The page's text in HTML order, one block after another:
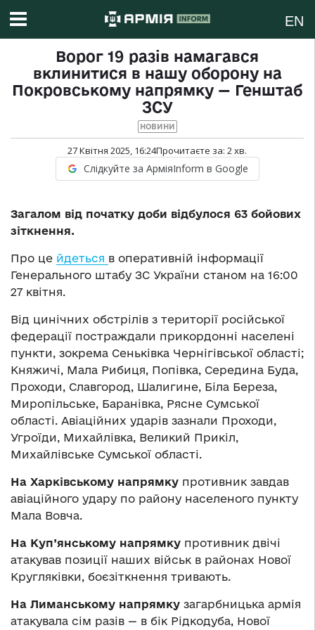
EN
Ворог 19 разів намагався
вклинитися в нашу оборону на
Покровському напрямку — Генштаб
ЗСУ
НОВИНИ
27 Квітня 2025, 16:24Прочитаєте за: 2хв.
Слідкуйте за АрміяInform в Google
Загалом від початку доби відбулося 63 бойових
зіткнення.
Про це йдеться в оперативній інформації
Генерального штабу ЗС України станом на 16:00
27 квітня.
Від цинічних обстрілів з території російської
федерації постраждали прикордонні населені
пункти, зокрема Сеньківка Чернігівської області;
Княжичі, Мала Рибиця, Попівка, Середина Буда,
Проходи, Славгород, Шалигине, Біла Береза,
Миропільське, Баранівка, Рясне Сумської
області. Авіаційних ударів зазнали Проходи,
Угроїди, Михайлівка, Великий Прикіл,
Михайлівське Сумської області.
На Харківському напрямку противник завдав
авіаційного удару по району населеного пункту
Мала Вовча.
На Куп’янському напрямку противник двічі
атакував позиції наших військ в районах Нової
Кругляківки, боєзіткнення тривають.
На Лиманському напрямку загарбницька армія
атакувала сім разів — в бік Рідкодуба, Нової